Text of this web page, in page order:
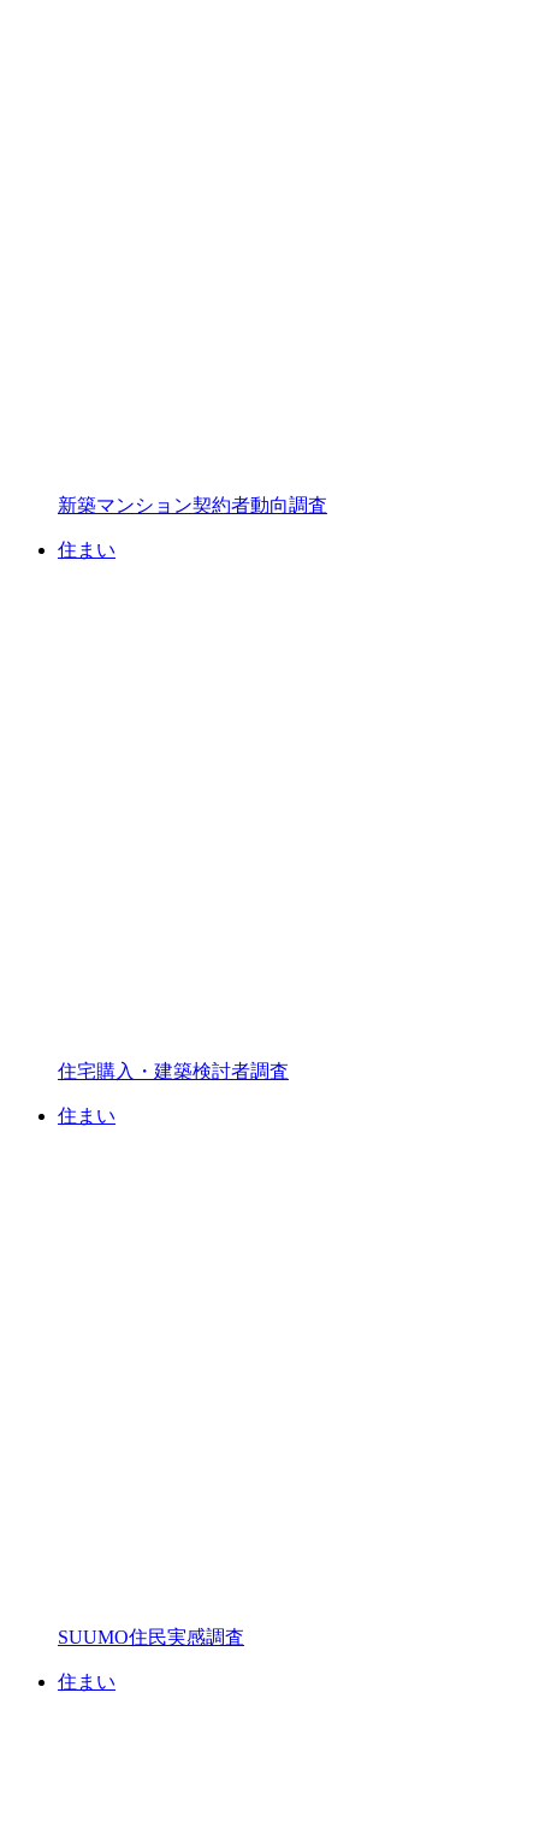
新築マンション契約者動向調査
住まい
住宅購入・建築検討者調査
住まい
SUUMO住民実感調査
住まい